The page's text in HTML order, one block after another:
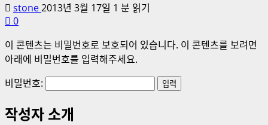
stone2013년 3월 17일 1 분 읽기
0
이 콘텐츠는 비밀번호로 보호되어 있습니다. 이 콘텐츠를 보려면
아래에 비밀번호를 입력해주세요.
비밀번호:
작성자 소개